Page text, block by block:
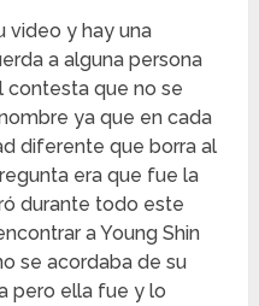
video y hay una
a alguna persona
contesta que no se
ya que en cada
diferente que borra al
era que fue la
durante todo este
a Young Shin
se acordaba de su
pero ella fue y lo